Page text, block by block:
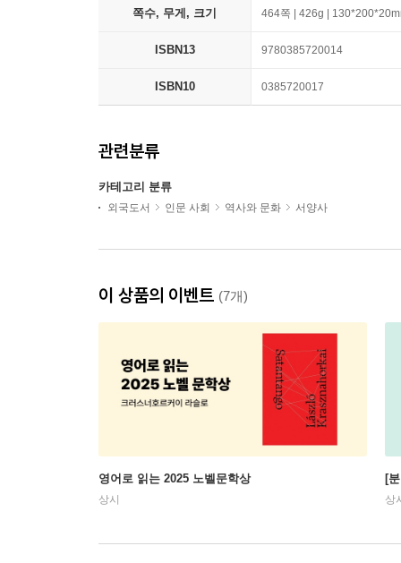
쪽수, 무게, 크기 464쪽 | 426g |
ISBN13 9780385720014
ISBN10 0385720017
관련분류
카테고리 분류
외국도서 인문 사회 역사와 문화 서양사
이 상품의 이벤트 (7개)
영어로 읽는 2025 노벨문학상
상시
[
상